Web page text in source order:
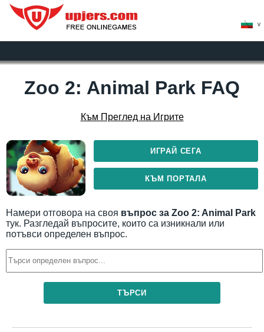
>
Zoo 2: Animal Park FAQ
Към Преглед на Игрите
Намери отговора на своя въпрос за Zoo 2: Animal Park
тук. Разгледай въпросите, които са изникнали или
потъвси определен въпрос.
ТЪРСИ
ИГРАЙ СЕГА
КЪМ ПОРТАЛА